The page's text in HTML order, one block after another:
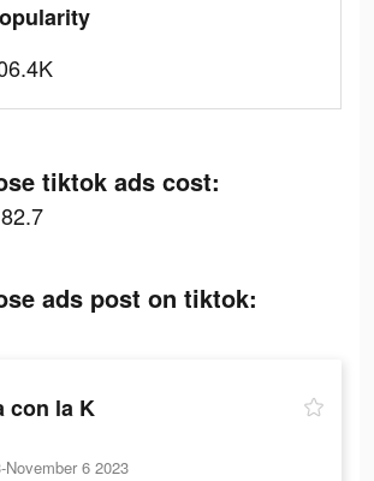
tiktok ads cost:
ads post on tiktok:
con la K
6 2023